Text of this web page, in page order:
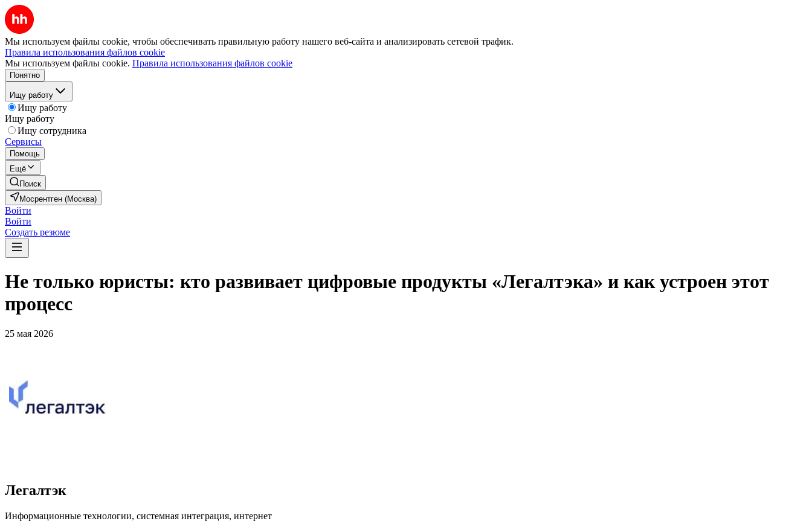
Мы используем файлы cookie, чтобы обеспечивать правильную работу нашего веб-сайта и анализировать сетевой трафик.
Правила использования файлов cookie
Мы используем файлы cookie. Правила использования файлов cookie
Понятно
Ищу работу
Ищу работу
Ищу работу
Ищу сотрудника
Сервисы
Помощь
Ещё
Поиск
Мосрентген (Москва)
Войти
Войти
Создать резюме
Не только юристы: кто развивает цифровые продукты «Легалтэка» и как устроен этот
процесс
25 мая 2026
Легалтэк
Информационные технологии, системная интеграция, интернет